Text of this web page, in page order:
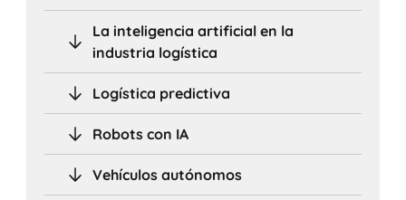
La inteligencia artificial en la
industria logística
Logística predictiva
Robots con IA
Vehículos autónomos